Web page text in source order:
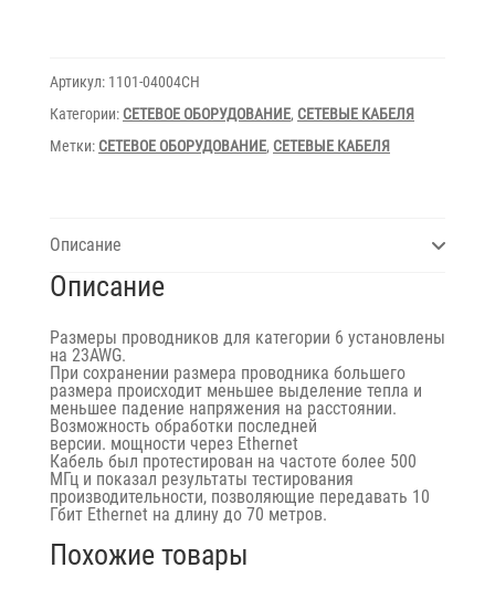
Артикул: 1101-04004CH
Категории: СЕТЕВОЕ ОБОРУДОВАНИЕ, СЕТЕВЫЕ КАБЕЛЯ
Метки: СЕТЕВОЕ ОБОРУДОВАНИЕ, СЕТЕВЫЕ КАБЕЛЯ
Описание
Описание
Размеры проводников для категории 6 установлены
на 23AWG.
При сохранении размера проводника большего
размера происходит меньшее выделение тепла и
меньшее падение напряжения на расстоянии.
Возможность обработки последней
версии. мощности через Ethernet
Кабель был протестирован на частоте более 500
МГц и показал результаты тестирования
производительности, позволяющие передавать 10
Гбит Ethernet на длину до 70 метров.
Похожие товары